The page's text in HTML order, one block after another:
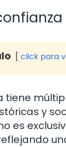
click para
tiene
y
es